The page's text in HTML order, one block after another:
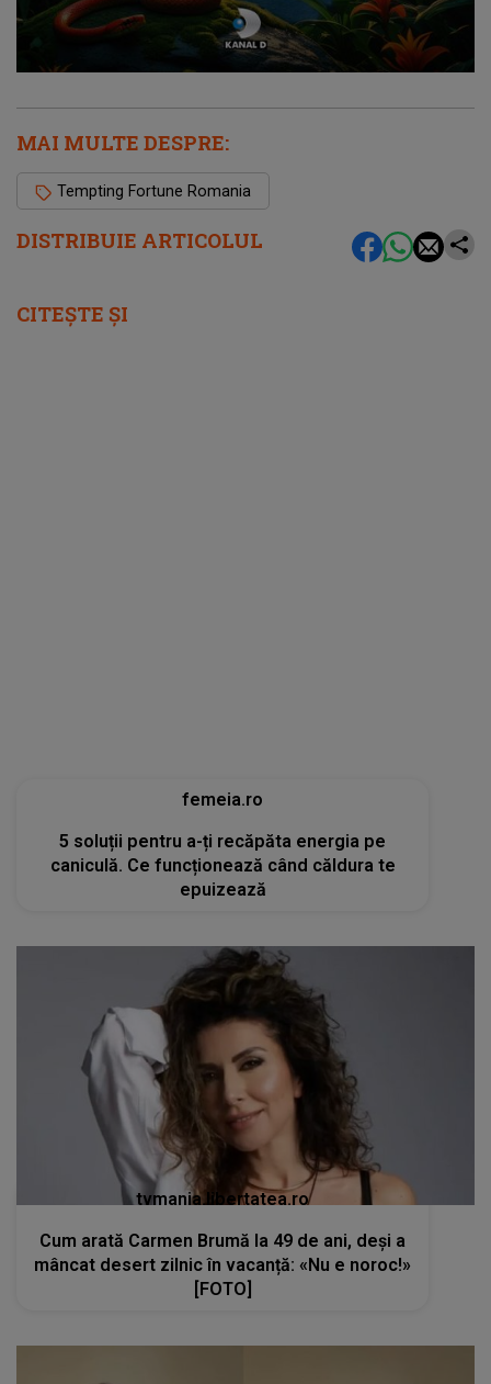
DISTRIBUIE ARTICOLUL
MAI MULTE DESPRE:
Tempting Fortune Romania
CITEȘTE ȘI
femeia.ro
5 soluții pentru a-ți recăpăta energia pe
caniculă. Ce funcționează când căldura te
epuizează
tvmania.libertatea.ro
Cum arată Carmen Brumă la 49 de ani, deși a
mâncat desert zilnic în vacanță: «Nu e noroc!»
[FOTO]